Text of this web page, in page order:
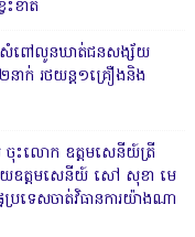
ះខាត
សំពៅលូនឃាត់ជនសង្ស័យ
នាក់ រថយន្ត១គ្រឿងនិង
ចុះលោក ឧត្តមសេនីយ៍ត្រី
យឧត្តមសេនីយ៍ សៅ សុខា មេ
ៃប្រទេសចាត់វិធានការយ៉ាងណា